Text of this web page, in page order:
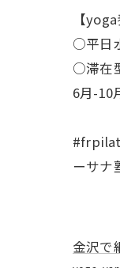
【
○平日
○滞在
6月-10
ーサナ
金沢で